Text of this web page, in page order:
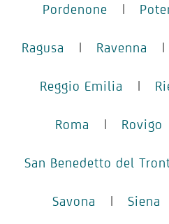
Pordenone |
Ragusa | Ravenna |
Reggio Emilia |
Roma | Rovigo
San Benedetto del
Savona | Siena